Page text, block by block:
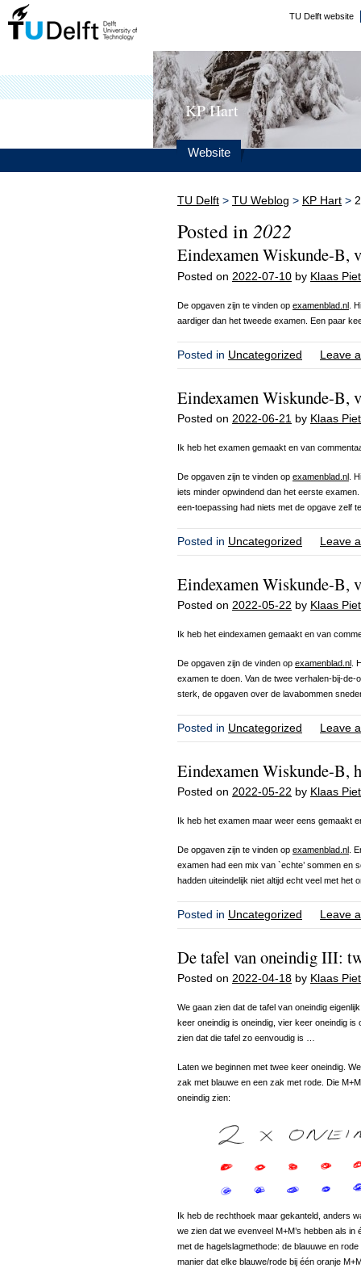
TU Delft website
KP Hart
Website
TU Delft > TU Weblog > KP Hart >
Posted in 2022
Eindexamen Wiskunde-B,
Posted on 2022-07-10 by Klaas
De opgaven zijn te vinden op examenblad.nl .
aardiger dan het tweede examen. Een paar
Posted in Uncategorized Leave
Eindexamen Wiskunde-B,
Posted on 2022-06-21 by Klaas
Ik heb het examen gemaakt en van
De opgaven zijn te vinden op examenblad.nl .
iets minder opwindend dan het eerste
een-toepassing had niets met de opgave zelf
Posted in Uncategorized Leave
Eindexamen Wiskunde-B,
Posted on 2022-05-22 by Klaas
Ik heb het eindexamen gemaakt en van
De opgaven zijn de vinden op examenblad.nl .
examen te doen. Van de twee verhalen-bij-
sterk, de opgaven over de lavabommen
Posted in Uncategorized Leave
Eindexamen Wiskunde-B,
Posted on 2022-05-22 by Klaas
Ik heb het examen maar weer eens gemaakt
De opgaven zijn te vinden op examenblad.nl .
examen had een mix van `echte’ sommen en
hadden uiteindelijk niet altijd echt veel met het
Posted in Uncategorized Leave
De tafel van oneindig III:
Posted on 2022-04-18 by Klaas
We gaan zien dat de tafel van oneindig
keer oneindig is oneindig, vier keer oneindig
zien dat die tafel zo eenvoudig is …
Laten we beginnen met twee keer oneindig.
zak met blauwe en een zak met rode. Die
oneindig zien:
Ik heb de rechthoek maar gekanteld, anders
we zien dat we evenveel M+M’s hebben als
met de hagelslagmethode: de blauuwe en rode
manier dat elke blauwe/rode bij één oranje